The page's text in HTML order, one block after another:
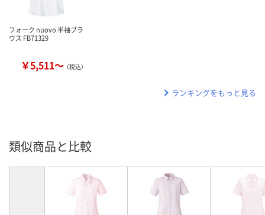
フォーク nuovo 半袖ブラ
ウス FB71329
￥5,511～ （税込）
ランキングをもっと見る
類似商品と比較